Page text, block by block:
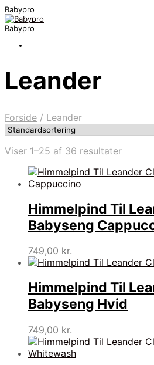
Babypro
Babypro
Leander
Forside / Leander
Viser 1–25 af 36 resultater
Himmelpind Til
Babyseng
749,00 kr.
Himmelpind Til
Babyseng Hvid
749,00 kr.